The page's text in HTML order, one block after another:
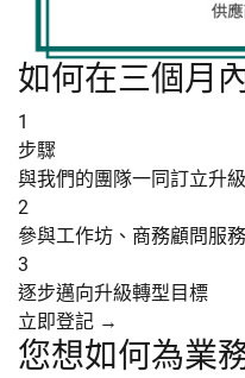
如何在三個月
1
步驟
與我們的團隊一同訂立升
2
參與工作坊、商務顧問服
3
逐步邁向升級轉型目標
立即登記 →
您想如何為業